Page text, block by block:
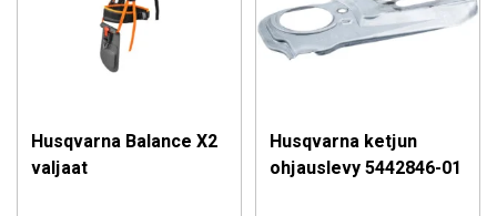
Husqvarna Balance X2
valjaat
Husqvarna ketjun
ohjauslevy 5442846-01